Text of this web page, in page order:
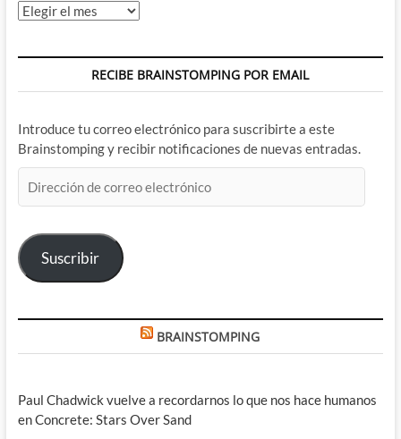
Archivos
RECIBE BRAINSTOMPING POR EMAIL
Introduce tu correo electrónico para suscribirte a este
Brainstomping y recibir notificaciones de nuevas entradas.
de
electrónico
Suscribir
BRAINSTOMPING
Paul Chadwick vuelve a recordarnos lo que nos hace humanos
en Concrete: Stars Over Sand